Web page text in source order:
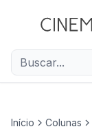
Início Colunas